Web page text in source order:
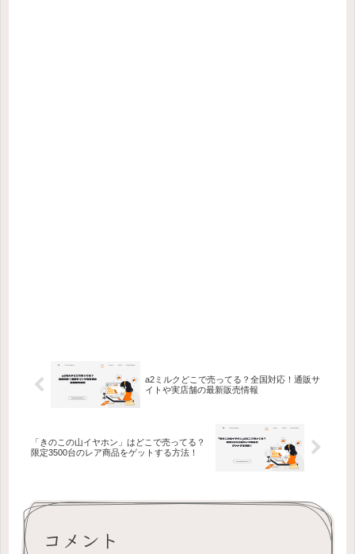
a2ミルクどこで売ってる？全国対応！通販サ
イトや実店舗の最新販売情報
「きのこの山イヤホン」はどこで売ってる？
限定3500台のレア商品をゲットする方法！
コメント